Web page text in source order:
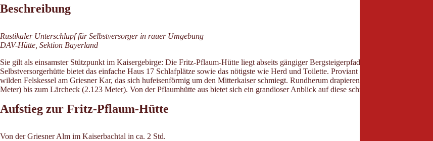
Beschreibung
Rustikaler Unterschlupf für Selbstversorger in rauer Umgebung
DAV-Hütte, Sektion Bayerland
Sie gilt als einsamster Stützpunkt im Kaisergebirge: Die Fritz-Pflaum-Hütte liegt abseits gängiger Bergsteigerpfade im östlichen Wilden
Selbstversorgerhütte bietet das einfache Haus 17 Schlafplätze sowie das nötigste wie Herd und Toilette. Proviant inklusive Brennholz
wilden Felskessel am Griesner Kar, das sich hufeisenförmig um den Mitterkaiser schmiegt. Rundherum drapieren sich die Gipfel und
Meter) bis zum Lärcheck (2.123 Meter). Von der Pflaumhütte aus bietet sich ein grandioser Anblick auf diese schroffe Felskulisse.
Aufstieg zur Fritz-Pflaum-Hütte
Von der Griesner Alm im Kaiserbachtal in ca. 2 Std.